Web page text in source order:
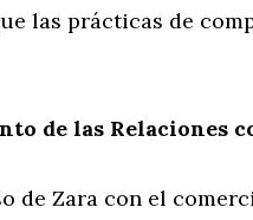
las prácticas de
de las Relaciones
de Zara con el